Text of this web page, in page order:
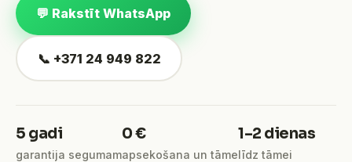
💬 Rakstīt WhatsApp
📞 +371 24 949 822
5 gadi
garantija segumam
0 €
apsekošana un tāme
1–2 dienas
līdz tāmei